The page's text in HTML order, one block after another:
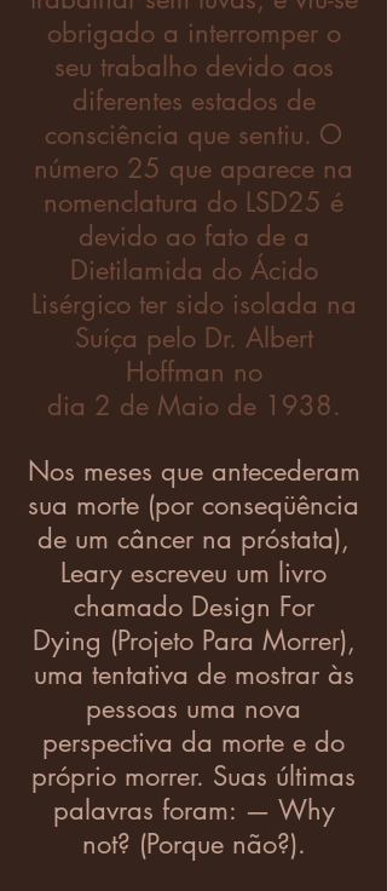
obrigado a interromper o
seu trabalho devido aos
diferentes estados de
consciência que sentiu. O
número 25 que aparece na
nomenclatura do LSD25 é
devido ao fato de a
Dietilamida do Ácido
Lisérgico ter sido isolada na
Suíça pelo Dr. Albert
Hoffman no
dia 2 de Maio de 1938.
Nos meses que antecederam
sua morte (por conseqüência
de um câncer na próstata),
Leary escreveu um livro
chamado Design For
Dying (Projeto Para Morrer),
uma tentativa de mostrar às
pessoas uma nova
perspectiva da morte e do
próprio morrer. Suas últimas
palavras foram: — Why
not? (Porque não?).